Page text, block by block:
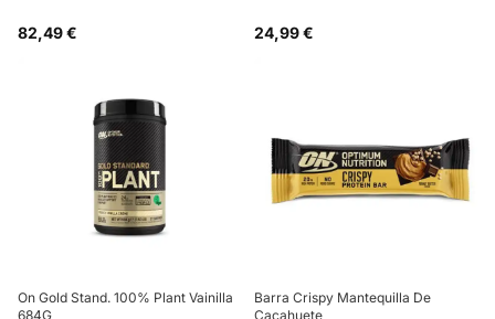
82,49 € 24,99 €
On Gold Stand. 100% Plant Vainilla
684G
Barra Crispy Mantequilla De
Cacahuete